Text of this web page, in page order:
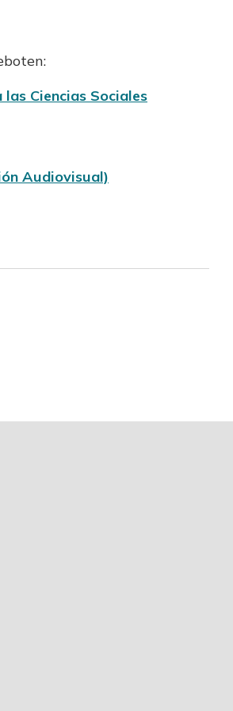
Ciencias Sociales
Audiovisual)